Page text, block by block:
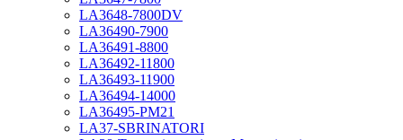
LA3648-7800DV
LA36490-7900
LA36491-8800
LA36492-11800
LA36493-11900
LA36494-14000
LA36495-PM21
LA37-SBRINATORI